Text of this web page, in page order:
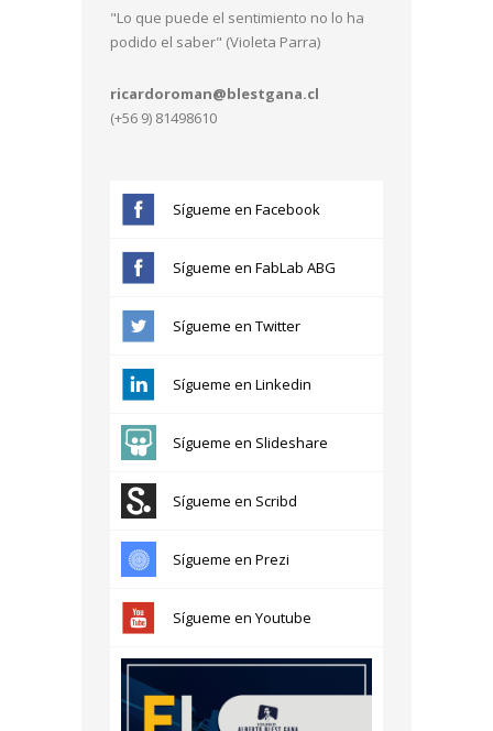
"Lo que puede el sentimiento no lo ha
podido el saber" (Violeta Parra)
ricardoroman@blestgana.cl
(+56 9) 81498610
Sígueme en Facebook
Sígueme en FabLab ABG
Sígueme en Twitter
Sígueme en Linkedin
Sígueme en Slideshare
Sígueme en Scribd
Sígueme en Prezi
Sígueme en Youtube